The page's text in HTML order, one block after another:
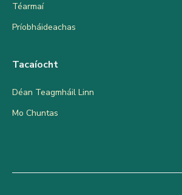
Téarmaí
Príobháideachas
Tacaíocht
Déan Teagmháil Linn
Mo Chuntas